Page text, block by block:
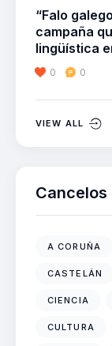
“Falo
campaña
lingüística
0 0
VIEW ALL
Cancelos
A CORUÑA
CASTELÁN
CIENCIA
CULTURA